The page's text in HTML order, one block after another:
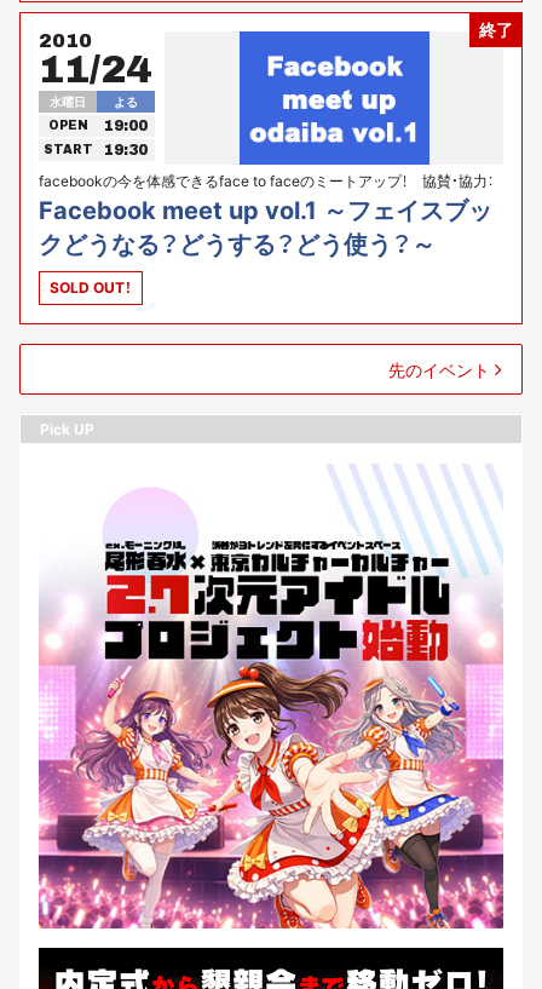
終了
2010
11/24
水曜日 よる
OPEN 19:00
START 19:30
facebookの今を体感できるface to faceのミートアップ！ 協賛・協力：
アコニ株式会社（通称：ポーケンジャパン）
Facebook meet up vol.1 ～フェイスブッ
クどうなる？どうする？どう使う？～
SOLD OUT！
先のイベント
Pick UP